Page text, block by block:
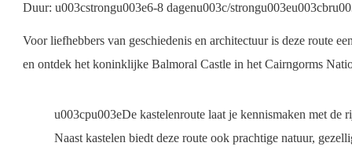
Duur: u003cstrongu003e6-8 dagenu003c/
Voor liefhebbers van geschiedenis en architectuur is deze route
en ontdek het koninklijke Balmoral Castle in het Cairngorms
u003cpu003eDe kastelenroute laat je kennismaken met
Naast kastelen biedt deze route ook prachtige natuur,